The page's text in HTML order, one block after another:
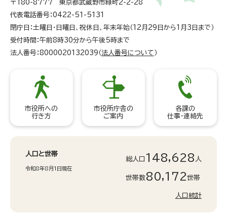
〒180-8777 東京都武蔵野市緑町2-2-28
代表電話番号：0422-51-5131
閉庁日：土曜日・日曜日、祝休日、年末年始（12月29日から1月3日まで）
受付時間：午前8時30分から午後5時まで
法人番号：8000020132039（ 法人番号について ）
市役所への
行き方
市役所庁舎の
ご案内
各課の
仕事・連絡先
人口と世帯
令和8年8月1日現在
総人口 148,628 人
世帯数80,172世帯
人口統計